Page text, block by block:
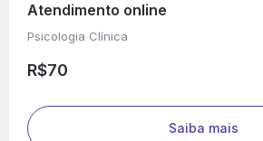
Atendimento online
Psicologia Clínica
R$70
Saiba mais